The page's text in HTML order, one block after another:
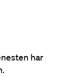
har